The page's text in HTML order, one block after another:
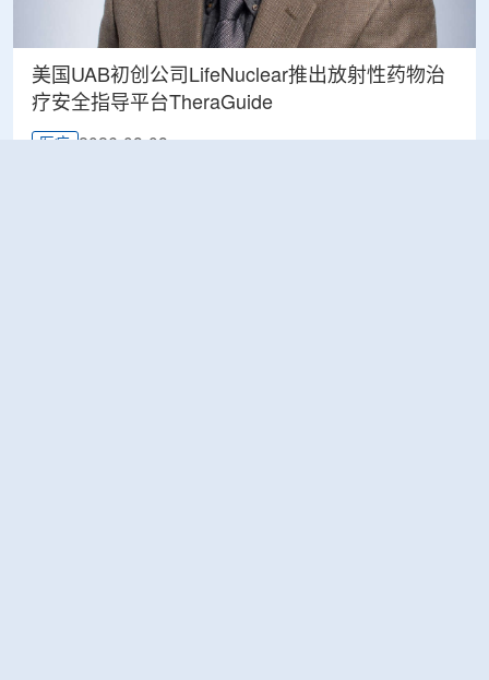
美国UAB初创公司LifeNuclear推出放射性药物治
疗安全指导平台TheraGuide
医疗 2026-08-08